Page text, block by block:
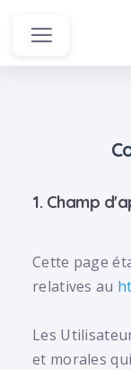
1. Champ
Cette page
relatives au
Les
et morales